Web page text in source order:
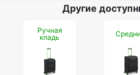
Другие
Ручная
кладь